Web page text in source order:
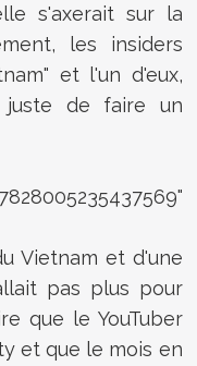
s'axerait sur la
les insiders
et l'un d'eux,
juste de faire un
Vietnam et d'une
pas plus pour
que le YouTuber
et que le mois en